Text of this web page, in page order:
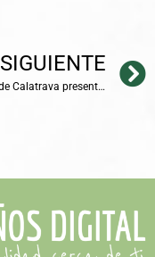
SIGUIENTE
Bolaños de Calatrava presenta su primera gran corrida de toros el Domingo de Resurrección